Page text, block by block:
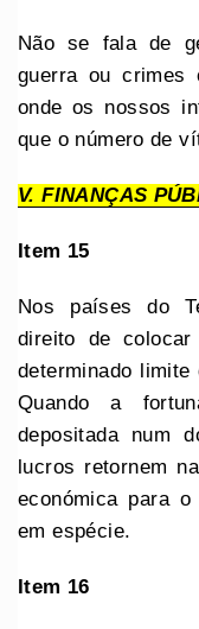
Não se fala de
guerra ou crimes
onde os nossos
que o número de
V. FINANÇAS
Item 15
Nos países do
direito de
determinado
Quando a
depositada num
lucros retornem
económica para
em espécie.
Item 16